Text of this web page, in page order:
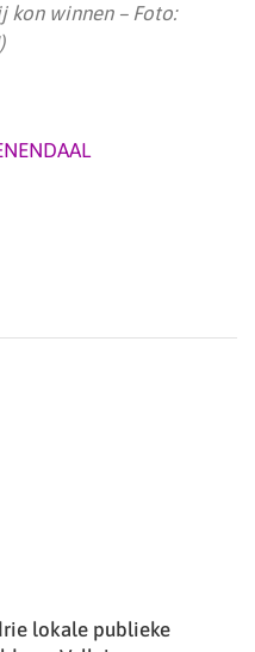
winnen – Foto:
lokale publieke